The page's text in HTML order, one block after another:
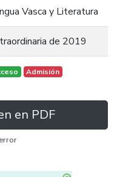
Vasca y Literatura
de 2019
Admisión
en PDF